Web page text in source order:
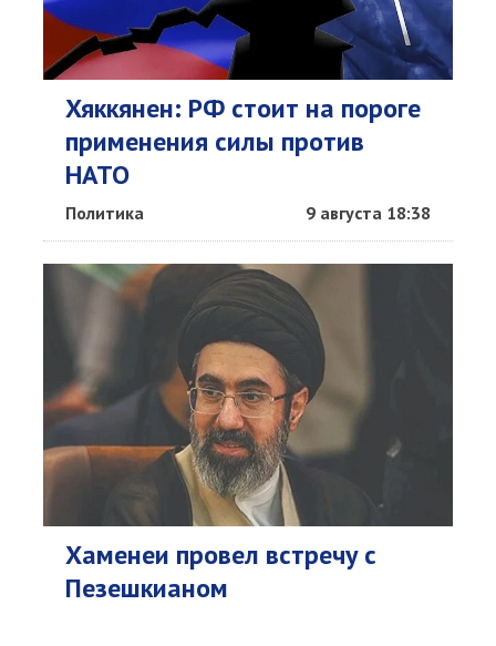
Хяккянен: РФ стоит на пороге
применения силы против
НАТО
Политика 9 августа 18:38
Хаменеи провел встречу с
Пезешкианом